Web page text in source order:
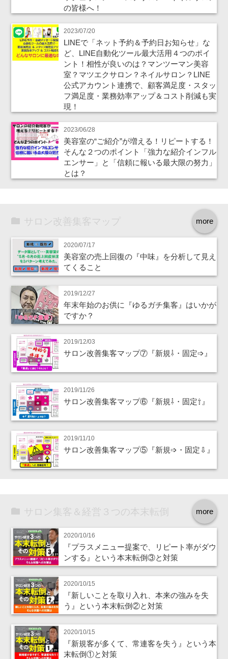
の皆様へ！
2023/07/20
LINEで「ネット予約＆予約日お知らせ」な
ど、LINE自動化ツール最大活用４つのポイ
ント！相性が良いのは？マンツーマン美容
室？マツエクサロン？ネイルサロン？LINE
公式アカウント連携で、顧客満足度・スタッ
フ満足度・業務効率アップ＆コスト削減も実
現！
2023/06/28
美容室の“ご紹介”が増える！リピートする！
そんな２つのポイント「強力な紹介インフル
エンサー」と「信頼に報いる最大限の努力」
とは？
more
サロン改善集客マップ
2020/07/17
美容室の売上回復の『中味』を分析して見え
てくること
2019/12/27
年末年始のお供に『ゆるガチ集客』はいかが
ですか？
2019/12/03
サロン改善集客マップ⑦『新規⇩・固定➩』
2019/11/26
サロン改善集客マップ⑥『新規⇩・固定⇧』
2019/11/10
サロン改善集客マップ⑤『新規➩・固定⇩』
more
サロン集客＆経営３つの本末転倒
2020/10/16
『プラスメニュー提案で、リピート率がダウ
ンする』という本末転倒③と対策
2020/10/15
『新しいことを取り入れ、本来の強みを失
う』という本末転倒②と対策
2020/10/15
『新規客が多くて、常連客を失う』という本
末転倒①と対策